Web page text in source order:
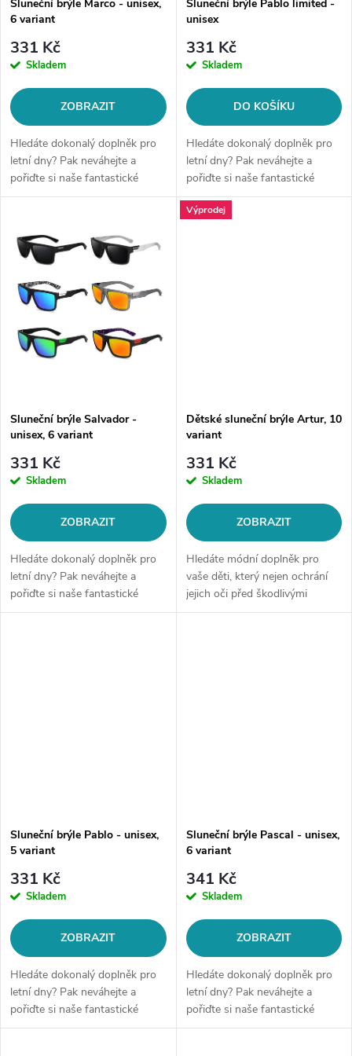
r
o
d
u
k
ů
r
o
d
u
k
t
ů
Sluneční brýle Marco - unisex,
6 variant
331 Kč
Skladem
ZOBRAZIT
Hledáte dokonalý doplněk pro
letní dny? Pak neváhejte a
pořiďte si naše fantastické
sluneční brýle! Tyto brýle
také...
Sluneční brýle Pablo limited -
unisex
331 Kč
Skladem
DO KOŠÍKU
Hledáte dokonalý doplněk pro
letní dny? Pak neváhejte a
pořiďte si naše fantastické
sluneční brýle! Tyto brýle
nejenom, že ochrání Vaše oči
Sluneční brýle Salvador -
unisex, 6 variant
331 Kč
Skladem
ZOBRAZIT
Hledáte dokonalý doplněk pro
letní dny? Pak neváhejte a
pořiďte si naše fantastické
sluneční brýle! Tyto brýle
Výprodej
Dětské sluneční brýle Artur, 10
variant
331 Kč
Skladem
ZOBRAZIT
Hledáte módní doplněk pro
vaše děti, který nejen ochrání
jejich oči před škodlivými
paprsky slunce, ale bude také
Sluneční brýle Pablo - unisex,
5 variant
331 Kč
Skladem
ZOBRAZIT
Hledáte dokonalý doplněk pro
letní dny? Pak neváhejte a
pořiďte si naše fantastické
sluneční brýle! Tyto brýle
Sluneční brýle Pascal - unisex,
6 variant
341 Kč
Skladem
ZOBRAZIT
Hledáte dokonalý doplněk pro
letní dny? Pak neváhejte a
pořiďte si naše fantastické
sluneční brýle! Tyto brýle